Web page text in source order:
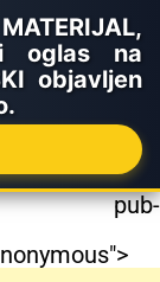
oglas na
objavljen
pub-